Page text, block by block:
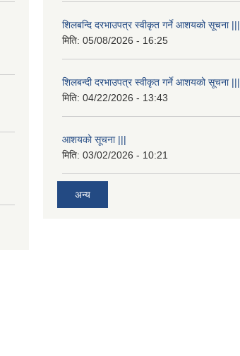
शिलबन्दि दरभाउपत्र स्वीकृत गर्ने आशयको सूचना |||
मिति: 05/08/2026 - 16:25
शिलबन्दी दरभाउपत्र स्वीकृत गर्ने आशयको सूचना |||
मिति: 04/22/2026 - 13:43
आशयको सूचना |||
मिति: 03/02/2026 - 10:21
अन्य